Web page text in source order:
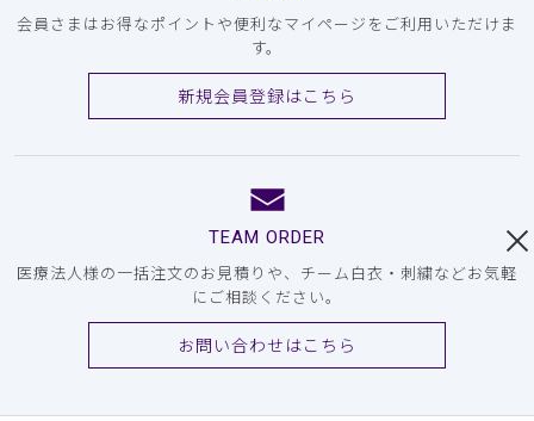
会員さまはお得なポイントや便利なマイページをご利用いただけま
す。
新規会員登録はこちら
TEAM ORDER
医療法人様の一括注文のお見積りや、チーム白衣・刺繍などお気軽
にご相談ください。
お問い合わせはこちら